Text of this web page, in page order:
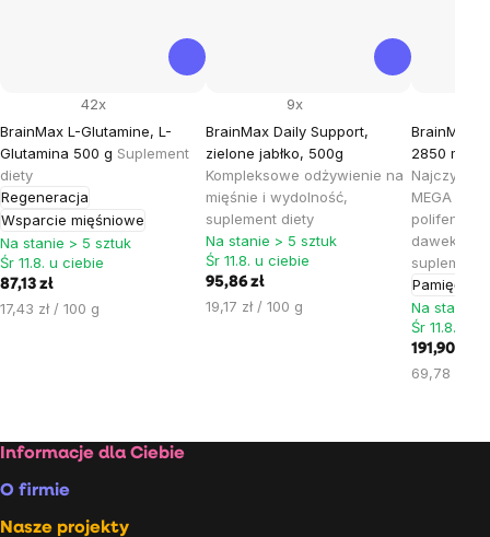
BrainMax L-Glutamine, L-
Glutamina 500 g Suplement
diety
Regeneracja
Wsparcie mięśniowe
42x
Na stanie > 5 sztuk
Śr 11.8. u ciebie
87,13 zł
Cena
17,43 zł / 100 g
BrainMax Daily Support,
zielone jabłko, 500g
Kompleksowe odżywienie na
mięśnie i wydolność,
suplement diety
9x
Na stanie > 5 sztuk
Śr 11.8. u ciebie
95,86 zł
Cena
19,17 zł / 100 g
BrainMax
2850 mg
MEGA
polifenoli,
dawek,
suplement
Pamięć
Na stanie
Śr 11.8. u
191,90 zł
Cena
69,78 zł /
Stopka
Informacje dla Ciebie
O firmie
Nasze projekty